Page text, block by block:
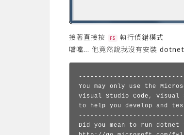
接著直接按 F5
執行偵錯模式
噹噹… 他竟然說我沒有安裝
You may only use the
Visual Studio Code,
to help you develop and
Did you mean to run dotnet